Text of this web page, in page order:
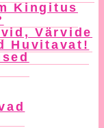
Kingitus
Värvide
Huvitavat!